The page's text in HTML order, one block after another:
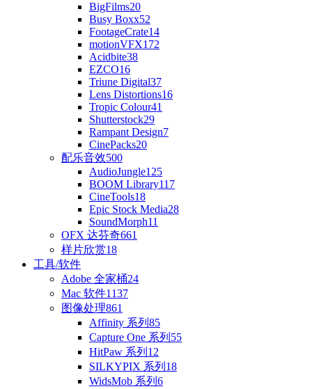
BigFilms20
Busy Boxx52
FootageCrate14
motionVFX172
Acidbite38
EZCO16
Triune Digital37
Lens Distortions16
Tropic Colour41
Shutterstock29
Rampant Design7
CinePacks20
配乐音效500
AudioJungle125
BOOM Library117
CineTools18
Epic Stock Media28
SoundMorph11
OFX 达芬奇661
样片欣赏18
工具/软件
Adobe 全家桶24
Mac 软件1137
图像处理861
Affinity 系列 85
Capture One 系列 55
HitPaw 系列 12
SILKYPIX 系列 18
WidsMob 系列 6